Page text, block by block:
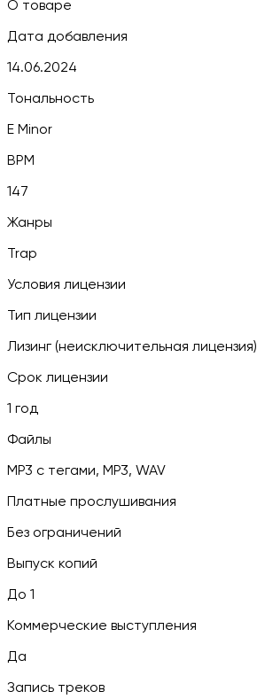
О товаре
Дата добавления
14.06.2024
Тональность
E Minor
BPM
147
Жанры
Trap
Условия лицензии
Тип лицензии
Лизинг (неисключительная лицензия)
Срок лицензии
1 год
Файлы
MP3 c тегами, MP3, WAV
Платные прослушивания
Без ограничений
Выпуск копий
До 1
Коммерческие выступления
Да
Запись треков